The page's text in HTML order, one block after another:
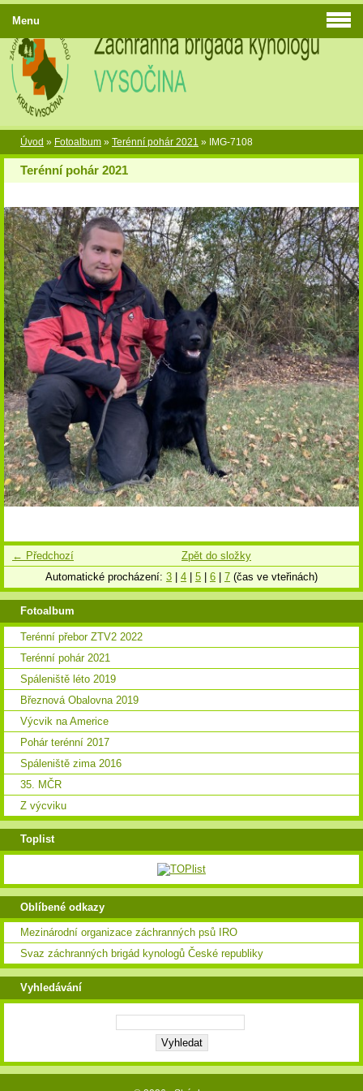
Úvod » Fotoalbum » Terénní pohár 2021 » IMG-7108
Terénní pohár 2021
← Předchozí
Zpět do složky
Automatické procházení: 3 4 5 6 7 (čas ve vteřinách)
Menu
Fotoalbum
Terénní přebor ZTV2 2022
Terénní pohár 2021
Spáleniště léto 2019
Březnová Obalovna 2019
Výcvik na Americe
Pohár terénní 2017
Spáleniště zima 2016
35. MČR
Z výcviku
Toplist
Oblíbené odkazy
Mezinárodní organizace záchranných psů IRO
Svaz záchranných brigád kynologů České republiky
Vyhledávání